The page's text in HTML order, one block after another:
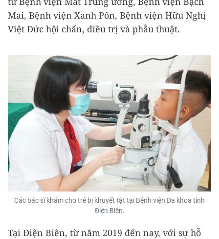
Mai, Bệnh viện Xanh Pôn, Bệnh viện Hữu Nghị
Việt Đức hội chẩn, điều trị và phẫu thuật.
Các bác sĩ khám cho trẻ bị khuyết tật tại Bệnh viện Đa khoa tỉnh
Điện Biên.
Tại Điện Biên, từ năm 2019 đến nay, với sự hỗ